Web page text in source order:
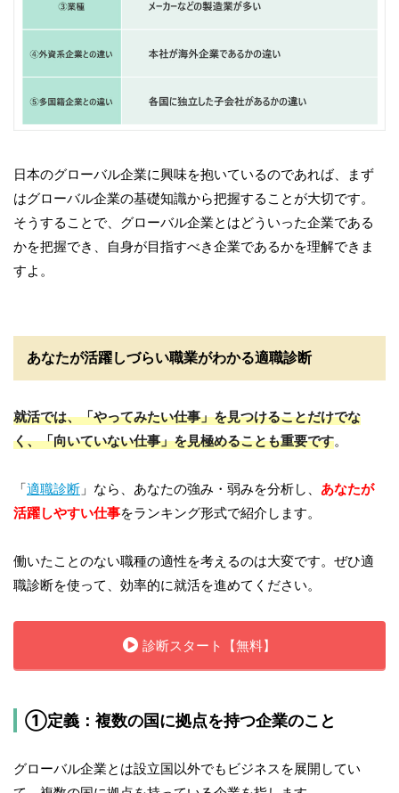
日本のグローバル企業に興味を抱いているのであれば、まず
はグローバル企業の基礎知識から把握することが大切です。
そうすることで、グローバル企業とはどういった企業である
かを把握でき、自身が目指すべき企業であるかを理解できま
すよ。
あなたが活躍しづらい職業がわかる適職診断
就活では、「やってみたい仕事」を見つけることだけでな
く、「向いていない仕事」を見極めることも重要です。
「適職診断 」なら、あなたの強み・弱みを分析し、 あなたが
活躍しやすい仕事をランキング形式で紹介します。
働いたことのない職種の適性を考えるのは大変です。ぜひ適
職診断を使って、効率的に就活を進めてください。
診断スタート【無料】
①定義：複数の国に拠点を持つ企業のこと
グローバル企業とは設立国以外でもビジネスを展開してい